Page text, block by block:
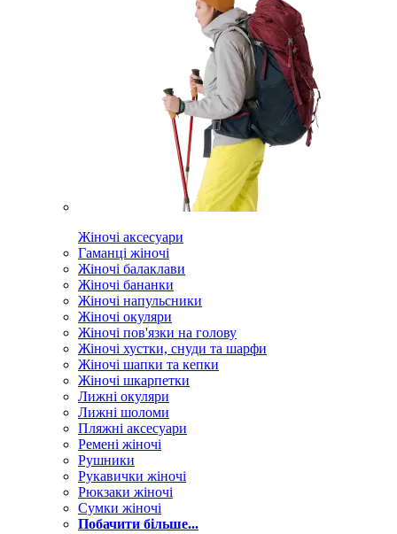
Жіночі аксесуари
Гаманці жіночі
Жіночі балаклави
Жіночі бананки
Жіночі напульсники
Жіночі окуляри
Жіночі пов'язки на голову
Жіночі хустки, снуди та шарфи
Жіночі шапки та кепки
Жіночі шкарпетки
Лижні окуляри
Лижні шоломи
Пляжні аксесуари
Ремені жіночі
Рушники
Рукавички жіночі
Рюкзаки жіночі
Сумки жіночі
Побачити більше...